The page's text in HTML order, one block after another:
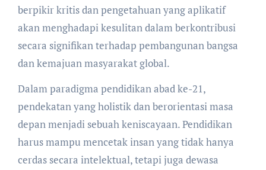
berpikir kritis dan pengetahuan yang aplikatif
akan menghadapi kesulitan dalam berkontribusi
secara signifikan terhadap pembangunan bangsa
dan kemajuan masyarakat global.
Dalam paradigma pendidikan abad ke-21,
pendekatan yang holistik dan berorientasi masa
depan menjadi sebuah keniscayaan. Pendidikan
harus mampu mencetak insan yang tidak hanya
cerdas secara intelektual, tetapi juga dewasa